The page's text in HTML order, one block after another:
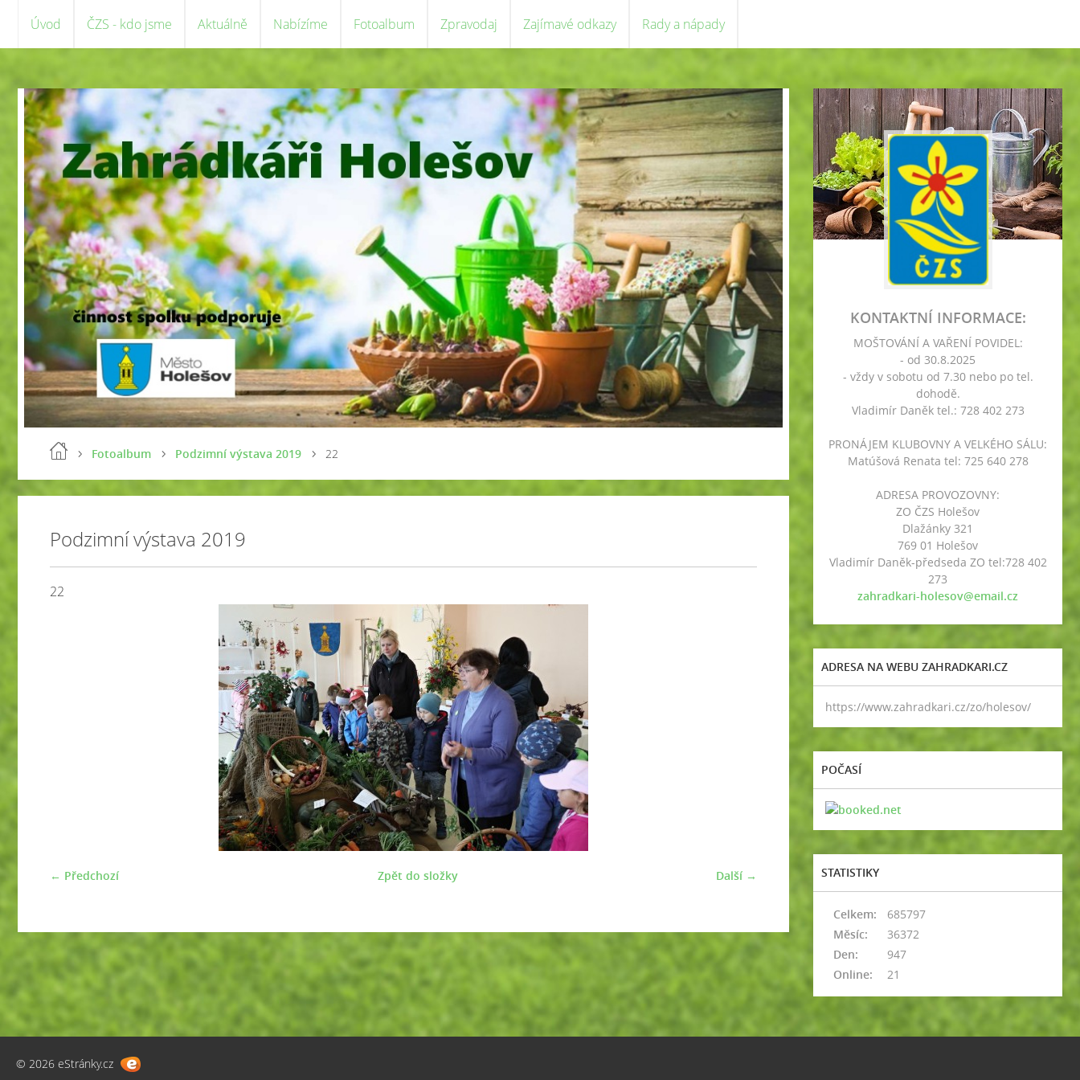
Úvod ČZS - kdo jsme Aktuálně Nabízíme Fotoalbum Zpravodaj Zajímavé odkazy Rady a nápady
Fotoalbum Podzimní výstava 2019 22
Podzimní výstava 2019
22
← Předchozí Další →
Zpět do složky
KONTAKTNÍ INFORMACE:
MOŠTOVÁNÍ A VAŘENÍ POVIDEL:
- od 30.8.2025
- vždy v sobotu od 7.30 nebo po tel.
dohodě.
Vladimír Daněk tel.: 728 402 273
PRONÁJEM KLUBOVNY A VELKÉHO SÁLU:
Matúšová Renata tel: 725 640 278
ADRESA PROVOZOVNY:
ZO ČZS Holešov
Dlažánky 321
769 01 Holešov
Vladimír Daněk-předseda ZO tel:728 402
273
zahradkari-holesov@email.cz
ADRESA NA WEBU ZAHRADKARI.CZ
https://www.zahradkari.cz/zo/holesov/
POČASÍ
STATISTIKY
Online: 21
Celkem:
685797
Měsíc:
36372
Den:
947
© 2026 eStránky.cz